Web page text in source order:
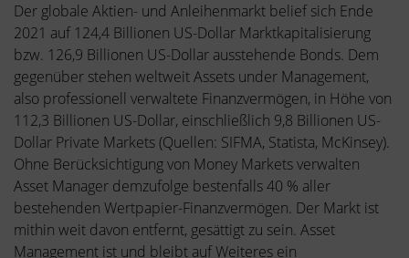
Der globale Aktien- und Anleihenmarkt belief sich Ende
2021 auf 124,4 Billionen US-Dollar Marktkapitalisierung
bzw. 126,9 Billionen US-Dollar ausstehende Bonds. Dem
gegenüber stehen weltweit Assets under Management,
also professionell verwaltete Finanzvermögen, in Höhe von
112,3 Billionen US-Dollar, einschließlich 9,8 Billionen US-
Dollar Private Markets (Quellen: SIFMA, Statista, McKinsey).
Ohne Berücksichtigung von Money Markets verwalten
Asset Manager demzufolge bestenfalls 40 % aller
bestehenden Wertpapier-Finanzvermögen. Der Markt ist
mithin weit davon entfernt, gesättigt zu sein. Asset
Management ist und bleibt auf Weiteres ein